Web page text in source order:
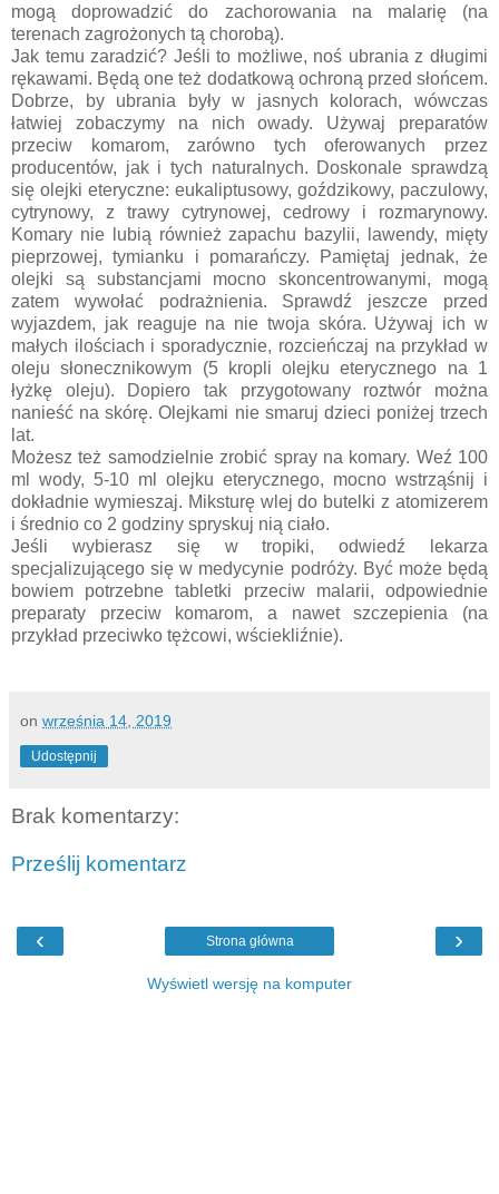
mogą doprowadzić do zachorowania na malarię (na
terenach zagrożonych tą chorobą).
Jak temu zaradzić? Jeśli to możliwe, noś ubrania z długimi
rękawami. Będą one też dodatkową ochroną przed słońcem.
Dobrze, by ubrania były w jasnych kolorach, wówczas
łatwiej zobaczymy na nich owady. Używaj preparatów
przeciw komarom, zarówno tych oferowanych przez
producentów, jak i tych naturalnych. Doskonale sprawdzą
się olejki eteryczne: eukaliptusowy, goździkowy, paczulowy,
cytrynowy, z trawy cytrynowej, cedrowy i rozmarynowy.
Komary nie lubią również zapachu bazylii, lawendy, mięty
pieprzowej, tymianku i pomarańczy. Pamiętaj jednak, że
olejki są substancjami mocno skoncentrowanymi, mogą
zatem wywołać podrażnienia. Sprawdź jeszcze przed
wyjazdem, jak reaguje na nie twoja skóra. Używaj ich w
małych ilościach i sporadycznie, rozcieńczaj na przykład w
oleju słonecznikowym (5 kropli olejku eterycznego na 1
łyżkę oleju). Dopiero tak przygotowany roztwór można
nanieść na skórę. Olejkami nie smaruj dzieci poniżej trzech
lat.
Możesz też samodzielnie zrobić spray na komary. Weź 100
ml wody, 5-10 ml olejku eterycznego, mocno wstrząśnij i
dokładnie wymieszaj. Miksturę wlej do butelki z atomizerem
i średnio co 2 godziny spryskuj nią ciało.
Jeśli wybierasz się w tropiki, odwiedź lekarza
specjalizującego się w medycynie podróży. Być może będą
bowiem potrzebne tabletki przeciw malarii, odpowiednie
preparaty przeciw komarom, a nawet szczepienia (na
przykład przeciwko tężcowi, wściekliźnie).
on września 14, 2019
Udostępnij
Brak komentarzy:
Prześlij komentarz
‹ ›
Strona główna
Wyświetl wersję na komputer